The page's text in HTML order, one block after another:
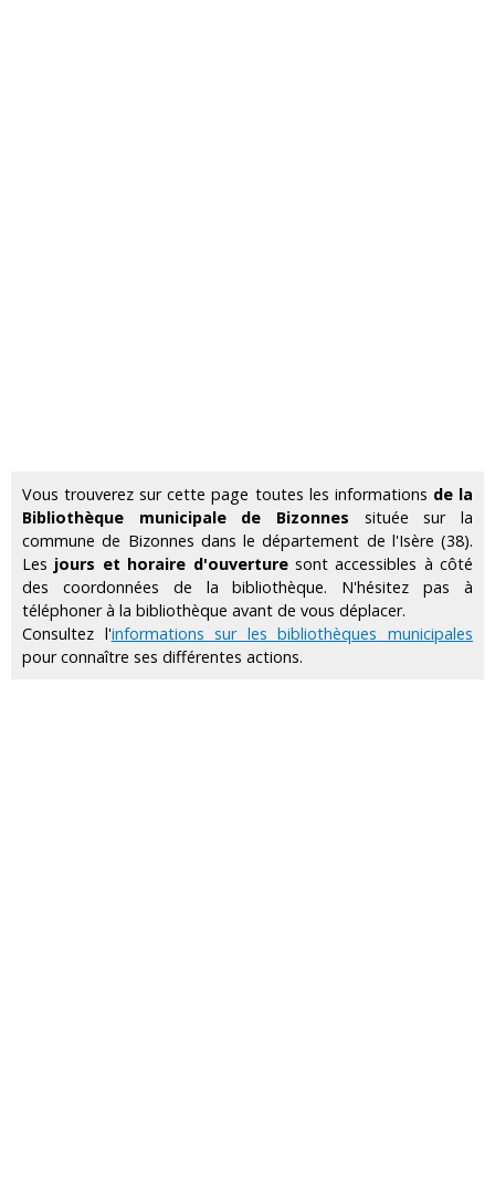
Vous trouverez sur cette page toutes les informations de la
Bibliothèque municipale de Bizonnes située sur la
commune de Bizonnes dans le département de l'Isère (38).
Les jours et horaire d'ouverturesont accessibles à côté
des coordonnées de la bibliothèque. N'hésitez pas à
téléphoner à la bibliothèque avant de vous déplacer.
Consultez l'informations sur les bibliothèques municipales
pour connaître ses différentes actions.